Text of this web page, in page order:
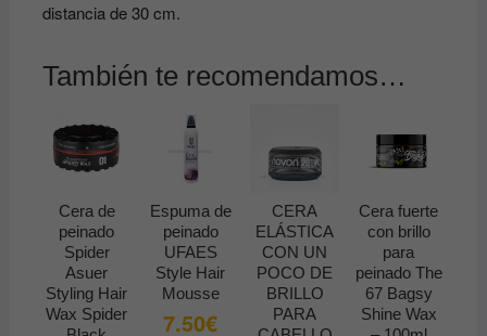
distancia de 30 cm.
También te recomendamos…
Cera de
peinado
Spider
Asuer
Styling Hair
Wax Spider
Espuma de
peinado
UFAES
Style Hair
Mousse
7.50€
CERA
ELÁSTICA
CON UN
POCO DE
BRILLO
PARA
Cera fuerte
con brillo
para
peinado The
67 Bagsy
Shine Wax